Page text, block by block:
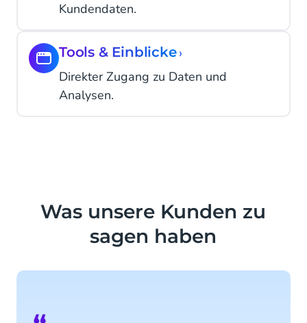
Kundendaten.
Tools & Einblicke›
Direkter Zugang zu Daten und
Analysen.
Was unsere Kunden zu
sagen haben